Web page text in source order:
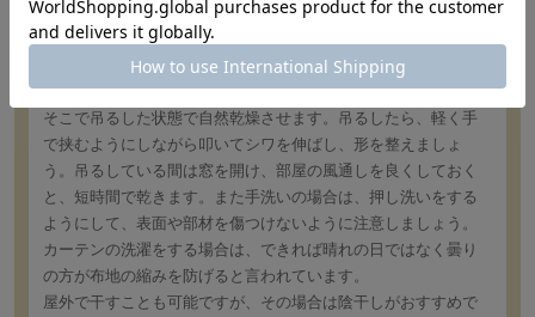
は、衣類用の中性洗剤がカーテン洗いに最も適しています。脱
水はできるだけ短時間にして、乾燥機は使用しないでくださ
洗濯機での洗濯が終わったら、元のカーテンレールに戻して、
そこで吊るした状態で自然乾燥させます。吊るしたら、軽く手
で挟むようにしながら叩いてシワを伸ばし、形を整えましょ
う。吊るしている間は窓を開け、部屋の風通しを良くしておく
と、短時間で乾きます。また手洗いの場合は、押し洗いをする
ようにして、表面や部材を傷つけないように注意しましょう。
カーテンの洗濯をする場合は、できれば晴れの日ではなく曇り
の方が布地の縮みを防げると言われています。
屋外で干すことも可能ですが、その場合は陰干しがおすすめで